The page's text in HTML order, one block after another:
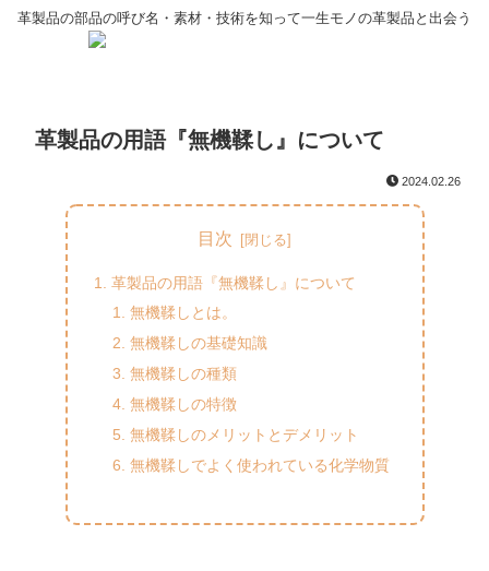
革製品の部品の呼び名・素材・技術を知って一生モノの革製品と出会う
革製品の用語『無機鞣し』について
2024.02.26
目次
革製品の用語『無機鞣し』について
無機鞣しとは。
無機鞣しの基礎知識
無機鞣しの種類
無機鞣しの特徴
無機鞣しのメリットとデメリット
無機鞣しでよく使われている化学物質